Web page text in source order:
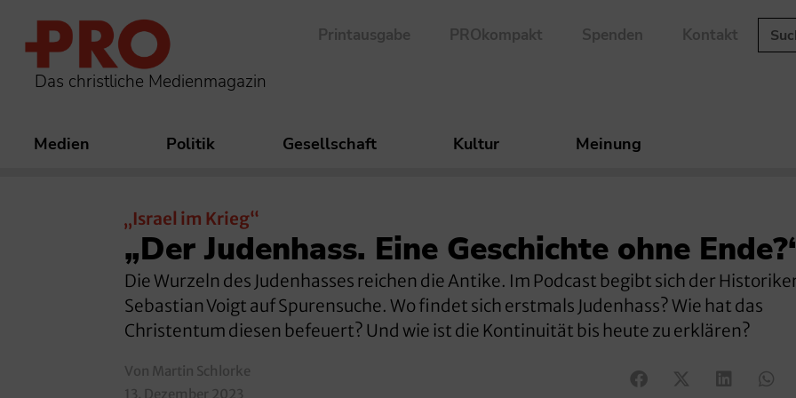
Das christliche Medienmagazin
Printausgabe PROkompakt Spenden Kontakt
Medien Politik Gesellschaft Kultur Meinung
„Israel im Krieg“
„Der Judenhass. Eine Geschichte ohne
Die Wurzeln des Judenhasses reichen die Antike. Im Podcast begibt sich der
Sebastian Voigt auf Spurensuche. Wo findet sich erstmals Judenhass? Wie hat das
Christentum diesen befeuert? Und wie ist die Kontinuität bis heute zu erklären?
Von Martin Schlorke
13. Dezember 2023